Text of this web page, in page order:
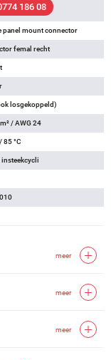
186 08
panel mount connector
femal recht
losgekoppeld)
/ AWG 24
85 °C
insteekcycli
meer
meer
meer